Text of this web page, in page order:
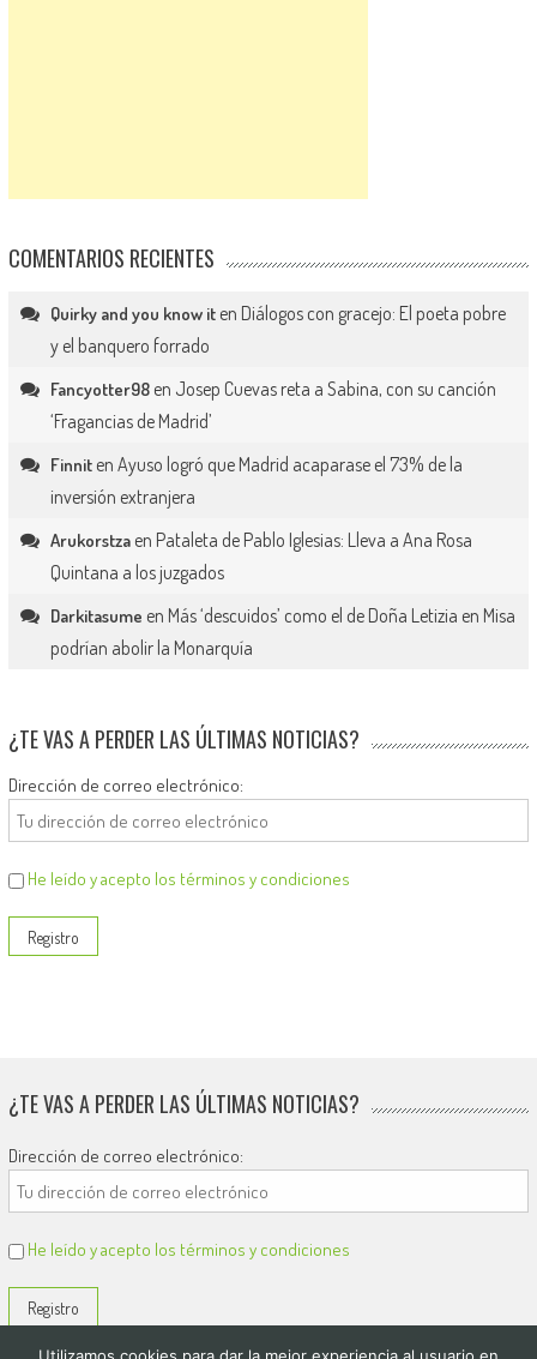
COMENTARIOS RECIENTES
Quirky and you know iten Diálogos con gracejo: El poeta pobre
y el banquero forrado
Fancyotter98en Josep Cuevas reta a Sabina, con su canción
‘Fragancias de Madrid’
Finniten Ayuso logró que Madrid acaparase el 73% de la
inversión extranjera
Arukorstzaen Pataleta de Pablo Iglesias: Lleva a Ana Rosa
Quintana a los juzgados
Darkitasume en Más ‘descuidos’ como el de Doña Letizia en Misa
podrían abolir la Monarquía
¿TE VAS A PERDER LAS ÚLTIMAS NOTICIAS?
Dirección de correo electrónico:
He leído y acepto los términos y condiciones
¿TE VAS A PERDER LAS ÚLTIMAS NOTICIAS?
Dirección de correo electrónico:
He leído y acepto los términos y condiciones